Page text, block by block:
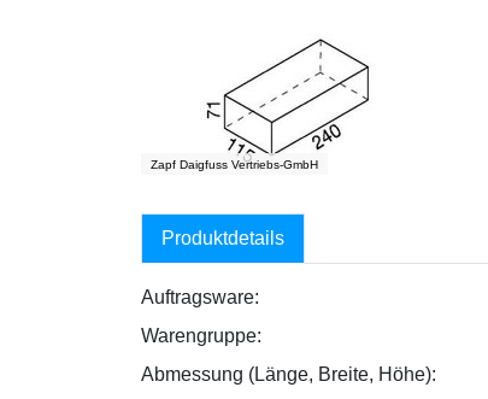
Zapf Daigfuss Vertriebs-GmbH
Produktdetails
Auftragsware:
Warengruppe:
Abmessung (Länge, Breite, Höhe):